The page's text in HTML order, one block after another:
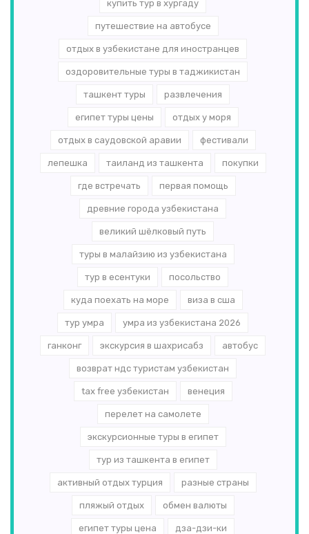
купить тур в хургаду
путешествие на автобусе
отдых в узбекистане для иностранцев
оздоровительные туры в таджикистан
ташкент туры развлечения
египет туры цены отдых у моря
отдых в саудовской аравии фестивали
лепешка таиланд из ташкента покупки
где встречать первая помощь
древние города узбекистана
великий шёлковый путь
туры в малайзию из узбекистана
тур в есентуки посольство
куда поехать на море виза в сша
тур умра умра из узбекистана 2026
ганконг экскурсия в шахрисабз автобус
возврат ндс туристам узбекистан
tax free узбекистан венеция
перелет на самолете
экскурсионные туры в египет
тур из ташкента в египет
активный отдых турция разные страны
пляжый отдых обмен валюты
египет туры цена дза-дзи-ки